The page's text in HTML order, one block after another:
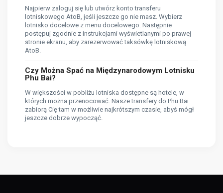
Najpierw zaloguj się lub utwórz konto transferu
lotniskowego AtoB, jeśli jeszcze go nie masz. Wybierz
lotnisko docelowe z menu docelowego. Następnie
postępuj zgodnie z instrukcjami wyświetlanymi po prawej
stronie ekranu, aby zarezerwować taksówkę lotniskową
AtoB.
Czy Można Spać na Międzynarodowym Lotnisku
Phu Bai?
W większości w pobliżu lotniska dostępne są hotele, w
których można przenocować. Nasze transfery do Phu Bai
zabiorą Cię tam w możliwie najkrótszym czasie, abyś mógł
jeszcze dobrze wypocząć.